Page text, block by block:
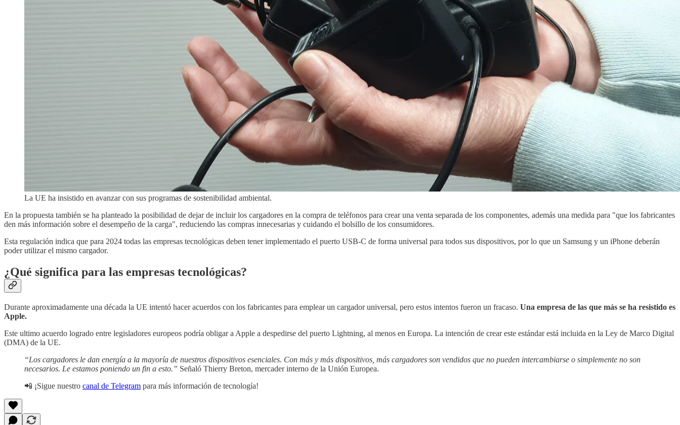
La UE ha insistido en avanzar con sus programas de sostenibilidad ambiental.
En la propuesta también se ha planteado la posibilidad de dejar de incluir los cargadores en la compra de teléfonos para crear una venta separada de los componentes, además una medida para "que los fabricantes
den más información sobre el desempeño de la carga", reduciendo las compras innecesarias y cuidando el bolsillo de los consumidores.
Esta regulación indica que para 2024 todas las empresas tecnológicas deben tener implementado el puerto USB-C de forma universal para todos sus dispositivos, por lo que un Samsung y un iPhone deberán
poder utilizar el mismo cargador.
¿Qué significa para las empresas tecnológicas?
Durante aproximadamente una década la UE intentó hacer acuerdos con los fabricantes para emplear un cargador universal, pero estos intentos fueron un fracaso. Una empresa de las que más se ha resistido es
Apple.
Este ultimo acuerdo logrado entre legisladores europeos podría obligar a Apple a despedirse del puerto Lightning, al menos en Europa. La intención de crear este estándar está incluida en la Ley de Marco Digital
(DMA) de la UE.
“Los cargadores le dan energía a la mayoría de nuestros dispositivos esenciales. Con más y más dispositivos, más cargadores son vendidos que no pueden intercambiarse o simplemente no son
necesarios. Le estamos poniendo un fin a esto.” Señaló Thierry Breton, mercader interno de la Unión Europea.
📲 ¡Sigue nuestro canal de Telegram para más información de tecnología!